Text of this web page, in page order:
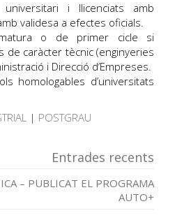
i llicenciats amb
validesa a efectes oficials.
o de primer cicle si
de caràcter tècnic (enginyeries
i Direcció d’Empreses.
homologables d’universitats
| POSTGRAU
Entrades recents
– PUBLICAT EL PROGRAMA
AUTO+